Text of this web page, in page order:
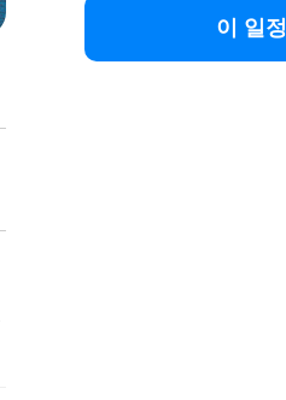
이 일